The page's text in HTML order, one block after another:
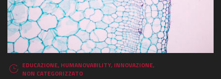
EDUCAZIONE, HUMANOVABILITY, INNOVAZIONE,
NON CATEGORIZZATO